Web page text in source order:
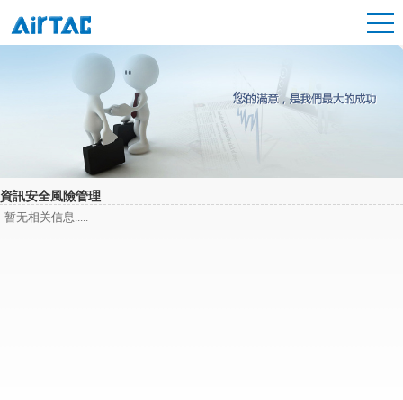
資訊安全風險管理
暂无相关信息.....